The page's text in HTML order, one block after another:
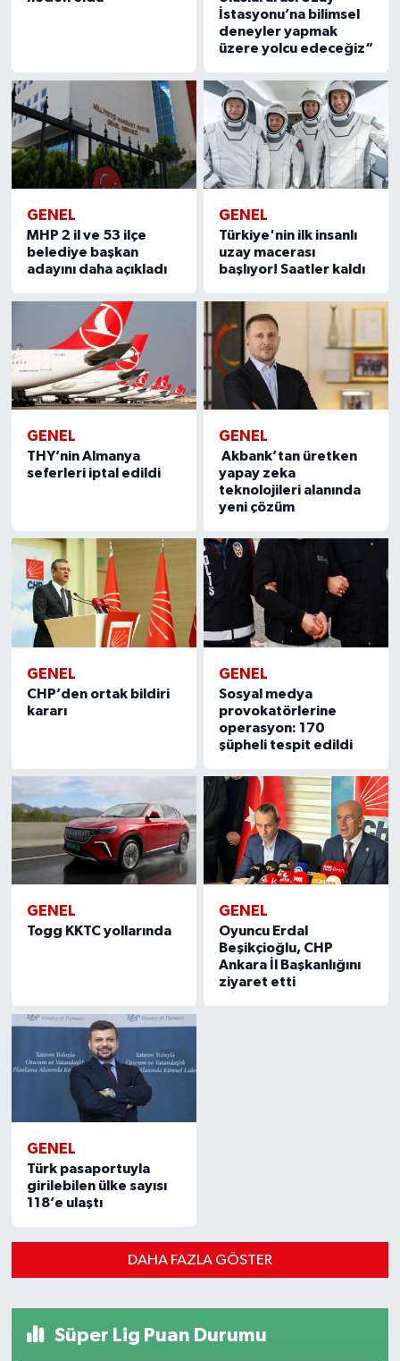
İstasyonu’na bilimsel
deneyler yapmak
üzere yolcu edeceğiz“
GENEL
MHP 2 il ve 53 ilçe
belediye başkan
adayını daha açıkladı
GENEL
Türkiye'nin ilk insanlı
uzay macerası
başlıyor! Saatler kaldı
GENEL
THY’nin Almanya
seferleri iptal edildi
GENEL
Akbank’tan üretken
yapay zeka
teknolojileri alanında
yeni çözüm
GENEL
CHP’den ortak bildiri
kararı
GENEL
Sosyal medya
provokatörlerine
operasyon: 170
şüpheli tespit edildi
GENEL
Togg KKTC yollarında
GENEL
Oyuncu Erdal
Beşikçioğlu, CHP
Ankara İl Başkanlığını
ziyaret etti
GENEL
Türk pasaportuyla
girilebilen ülke sayısı
118’e ulaştı
DAHA FAZLA GÖSTER
Süper Lig Puan Durumu